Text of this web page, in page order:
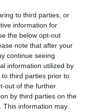
to third parties, or
information for
the below opt-out
note that after your
continue seeing
information utilized by
third parties prior to
out of the further
by third parties on the
This information may
une menace
siècle. Pire encore,
s’est allié avec les
courrier, très
XWB.
l’horizon
RÉPONDRE